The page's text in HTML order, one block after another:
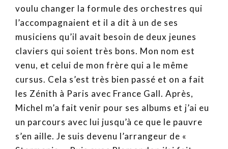
voulu changer la formule des orchestres qui
l’accompagnaient et il a dit à un de ses
musiciens qu’il avait besoin de deux jeunes
claviers qui soient très bons. Mon nom est
venu, et celui de mon frère qui a le même
cursus. Cela s’est très bien passé et on a fait
les Zénith à Paris avec France Gall. Après,
Michel m’a fait venir pour ses albums et j’ai eu
un parcours avec lui jusqu’à ce que le pauvre
s’en aille. Je suis devenu l’arrangeur de «